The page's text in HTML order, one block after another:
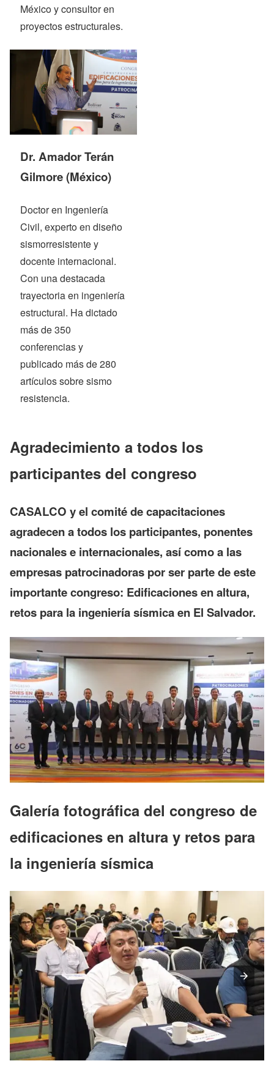
México y consultor en
proyectos estructurales.
Dr. Amador Terán
Gilmore(México)
Doctor en Ingeniería
Civil, experto en diseño
sismorresistente y
docente internacional.
Con una destacada
trayectoria en ingeniería
estructural. Ha dictado
más de 350
conferencias y
publicado más de 280
artículos sobre sismo
resistencia.
Agradecimiento a todos los
participantes del congreso
CASALCO y el comité de capacitaciones
agradecen a todos los participantes, ponentes
nacionales e internacionales, así como a las
empresas patrocinadoras por ser parte de este
importante congreso: Edificaciones en altura,
retos para la ingeniería sísmica en El Salvador.
Galería fotográfica del congreso de
edificaciones en altura y retos para
la ingeniería sísmica